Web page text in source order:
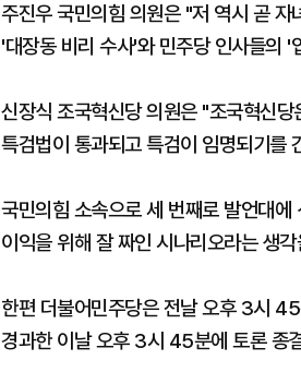
주진우 국민의힘 의원은 "저 역시 곧
'대장동 비리 수사'와 민주당 인사들의
신장식 조국혁신당 의원은 "조국혁신
특검법이 통과되고 특검이 임명되기를
국민의힘 소속으로 세 번째로 발언대
이익을 위해 잘 짜인 시나리오라는 생
한편 더불어민주당은 전날 오후 3시
경과한 이날 오후 3시 45분에 토론 종